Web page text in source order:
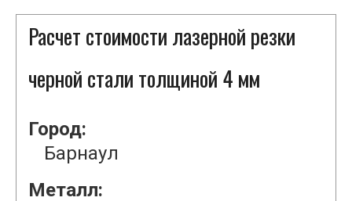
Расчет стоимости лазерной резки
черной стали толщиной 4 мм
Город:
Барнаул
Металл: